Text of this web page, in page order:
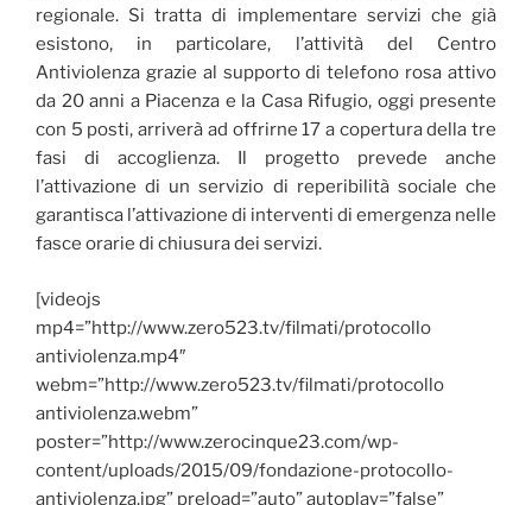
regionale. Si tratta di implementare servizi che già
esistono, in particolare, l’attività del Centro
Antiviolenza grazie al supporto di telefono rosa attivo
da 20 anni a Piacenza e la Casa Rifugio, oggi presente
con 5 posti, arriverà ad offrirne 17 a copertura della tre
fasi di accoglienza. Il progetto prevede anche
l’attivazione di un servizio di reperibilità sociale che
garantisca l’attivazione di interventi di emergenza nelle
fasce orarie di chiusura dei servizi.
[videojs
mp4=”http://www.zero523.tv/filmati/protocollo
antiviolenza.mp4″
webm=”http://www.zero523.tv/filmati/protocollo
antiviolenza.webm”
poster=”http://www.zerocinque23.com/wp-
content/uploads/2015/09/fondazione-protocollo-
antiviolenza.jpg” preload=”auto” autoplay=”false”